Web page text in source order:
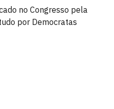
no Congresso pela
por Democratas